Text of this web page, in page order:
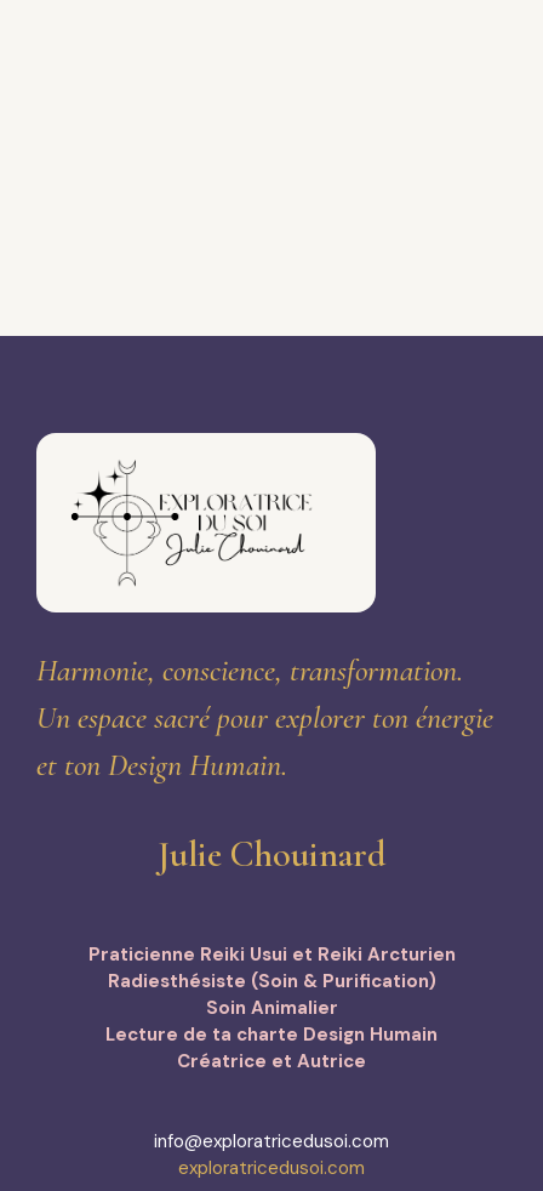
Harmonie, conscience, transformation.
Un espace sacré pour explorer ton énergie
et ton Design Humain.
Julie Chouinard
Praticienne Reiki Usui et Reiki Arcturien
Radiesthésiste (Soin & Purification)
Soin Animalier
Lecture de ta charte Design Humain
Créatrice et Autrice
info@exploratricedusoi.com
exploratricedusoi.com